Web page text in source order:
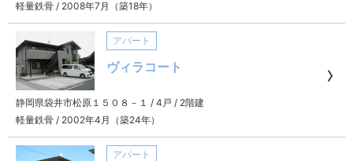
軽量鉄骨 / 2008年7月（築18年）
アパート
ヴィラコート
静岡県袋井市松原１５０８－１ / 4戸 / 2階建
軽量鉄骨 / 2002年4月（築24年）
アパート